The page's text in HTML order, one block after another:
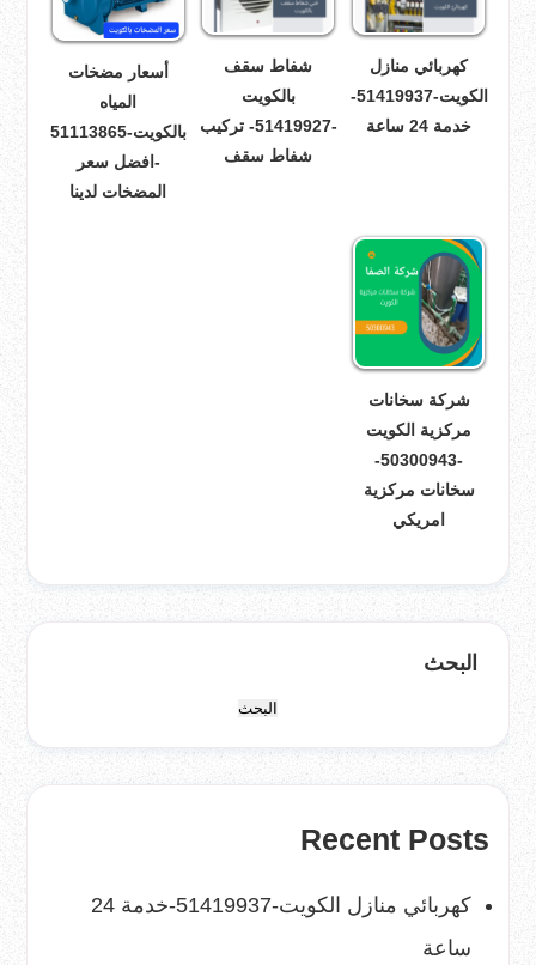
كهربائي منازل
الكويت-51419937-
خدمة 24 ساعة
شفاط سقف
بالكويت
-51419927- تركيب
شفاط سقف
أسعار مضخات
المياه
بالكويت-51113865
-افضل سعر
المضخات لدينا
شركة سخانات
مركزية الكويت
-50300943-
سخانات مركزية
امريكي
البحث
البحث
Recent Posts
كهربائي منازل الكويت-51419937-خدمة 24
ساعة